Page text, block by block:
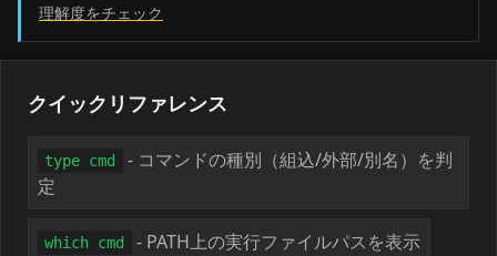
理解度をチェック
クイックリファレンス
type cmd
- コマンドの種別（組込/外部/別名）を判
定
which cmd - PATH上の実行ファイルパスを表示